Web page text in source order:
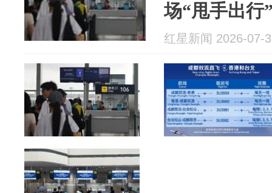
场“甩手出行
红星新闻 2026-07-